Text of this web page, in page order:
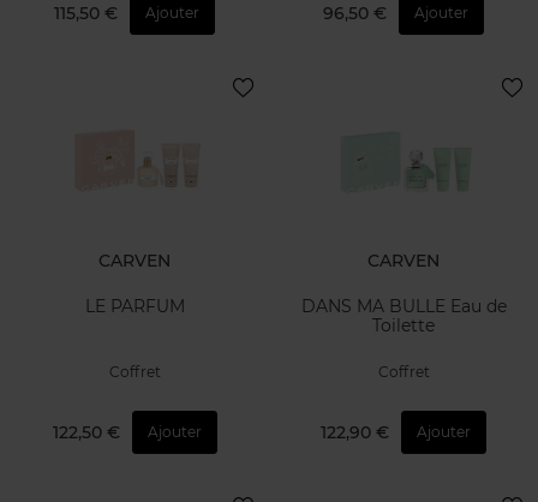
115,50 € Ajouter 96,50 € Ajouter
CARVEN
LE PARFUM
Coffret
122,50 € Ajouter
CARVEN
DANS MA BULLE Eau de
Toilette
Coffret
122,90 € Ajouter